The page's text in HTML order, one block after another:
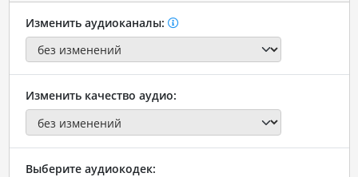
Изменить аудиоканалы:
Изменить качество аудио:
Выберите аудиокодек: